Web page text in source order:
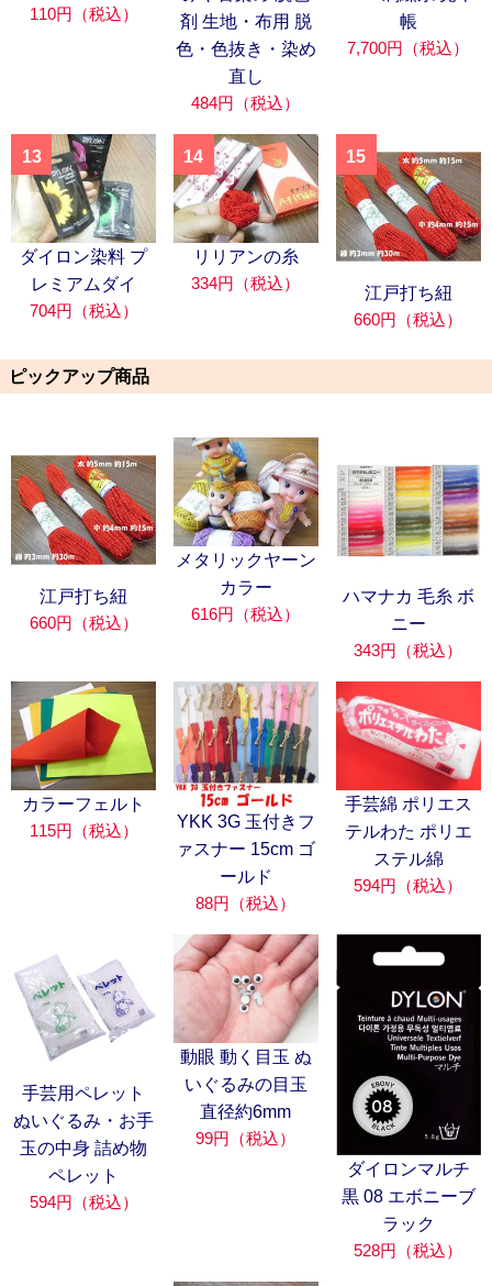
110円（税込）
剤 生地・布用 脱
色・色抜き・染め
直し
484円（税込）
帳
7,700円（税込）
13
ダイロン染料 プ
レミアムダイ
704円（税込）
14
リリアンの糸
334円（税込）
15
江戸打ち紐
660円（税込）
ピックアップ商品
江戸打ち紐
660円（税込）
メタリックヤーン
カラー
616円（税込）
ハマナカ 毛糸 ボ
ニー
343円（税込）
カラーフェルト
115円（税込）
YKK 3G 玉付きフ
ァスナー 15cm ゴ
ールド
88円（税込）
手芸綿 ポリエス
テルわた ポリエ
ステル綿
594円（税込）
手芸用ペレット
ぬいぐるみ・お手
玉の中身 詰め物
ペレット
594円（税込）
動眼 動く目玉 ぬ
いぐるみの目玉
直径約6mm
99円（税込）
ダイロンマルチ
黒 08 エボニーブ
ラック
528円（税込）